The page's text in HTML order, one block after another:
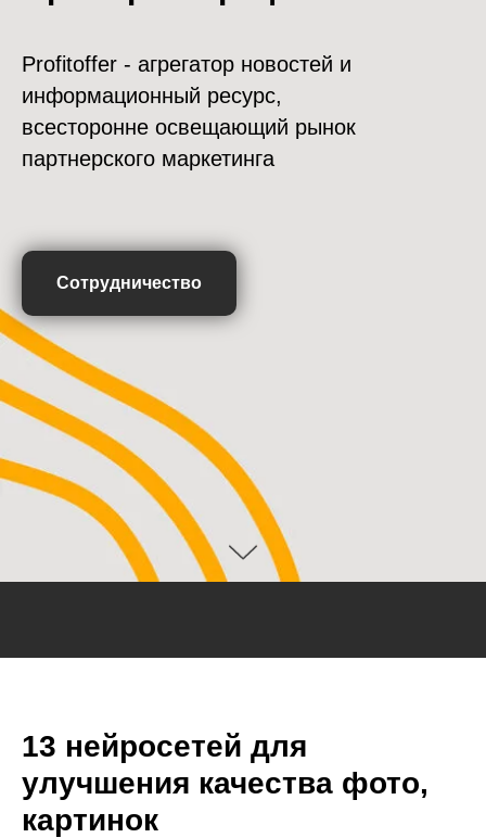
Profitoffer - агрегатор новостей и
информационный ресурс,
всесторонне освещающий рынок
партнерского маркетинга
Сотрудничество
13 нейросетей для
улучшения качества фото,
картинок